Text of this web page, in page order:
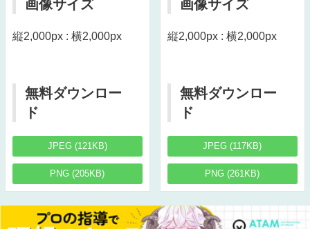
画像サイズ
縦2,000px : 横2,000px
無料ダウンロー
ド
JPEG (121KB)
PNG (205KB)
画像サイズ
縦2,000px : 横2,000px
無料ダウンロー
ド
JPEG (117KB)
PNG (261KB)